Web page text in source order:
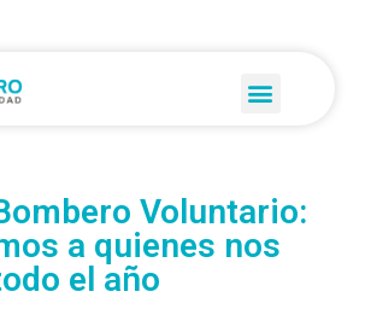
Voluntario:
a quienes nos
el año